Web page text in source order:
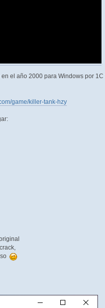
el año 2000 para Windows por
game/killer-tank-hzy